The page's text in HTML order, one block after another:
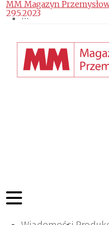
MM Magazyn
29.5.2023